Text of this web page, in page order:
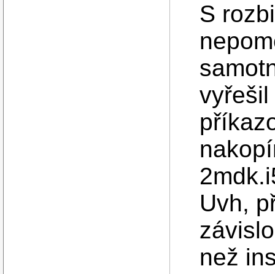
S
Uvh,
než